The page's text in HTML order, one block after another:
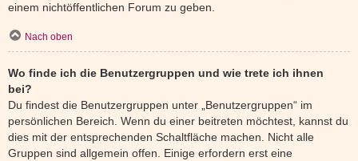
einem nichtöffentlichen Forum zu geben.
Nach oben
Wo finde ich die Benutzergruppen und wie trete ich ihnen
bei?
Du findest die Benutzergruppen unter „Benutzergruppen“ im
persönlichen Bereich. Wenn du einer beitreten möchtest, kannst du
dies mit der entsprechenden Schaltfläche machen. Nicht alle
Gruppen sind allgemein offen. Einige erfordern erst eine